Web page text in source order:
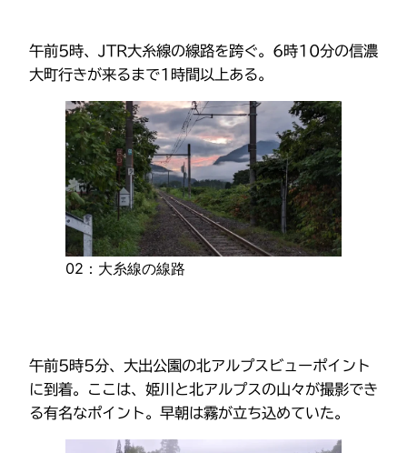
午前5時、JTR大糸線の線路を跨ぐ。6時10分の信濃
大町行きが来るまで1時間以上ある。
02：大糸線の線路
午前5時5分、大出公園の北アルプスビューポイント
に到着。ここは、姫川と北アルプスの山々が撮影でき
る有名なポイント。早朝は霧が立ち込めていた。